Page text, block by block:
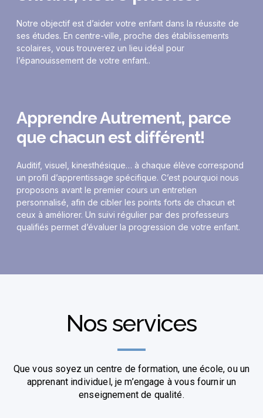
Notre objectif est d’aider votre enfant dans la réussite de
ses études. En centre-ville, proche des établissements
scolaires, vous trouverez un lieu idéal pour
l’épanouissement de votre enfant..
Apprendre Autrement, parce
que chacun est différent!
Auditif, visuel, kinesthésique… à chaque élève correspond
un profil d’apprentissage spécifique. C’est pourquoi nous
proposons avant le premier cours un entretien
personnalisé, afin de cibler les points forts de chacun et
ceux à améliorer. Un suivi régulier par des professeurs
qualifiés permet d’évaluer la progression de votre enfant.
Nos services
Que vous soyez un centre de formation, une école, ou un
apprenant individuel, je m’engage à vous fournir un
enseignement de qualité.